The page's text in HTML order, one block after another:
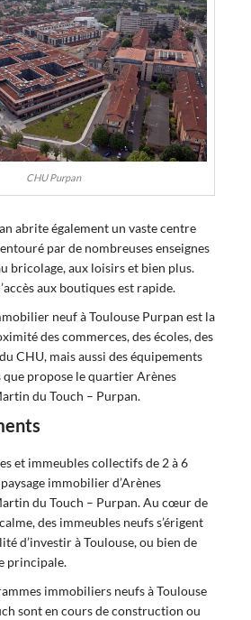
CHU Purpan
abrite également un vaste centre
par de nombreuses enseignes
bricolage, aux loisirs et bien plus.
aux boutiques est rapide.
neuf à Toulouse Purpan est la
des commerces, des écoles, des
CHU, mais aussi des équipements
propose le quartier Arènes
du Touch – Purpan.
et immeubles collectifs de 2 à 6
immobilier d’Arènes
du Touch – Purpan. Au cœur de
des immeubles neufs s’érigent
d’investir à Toulouse, ou bien de
principale.
immobiliers neufs à Toulouse
sont en cours de construction ou